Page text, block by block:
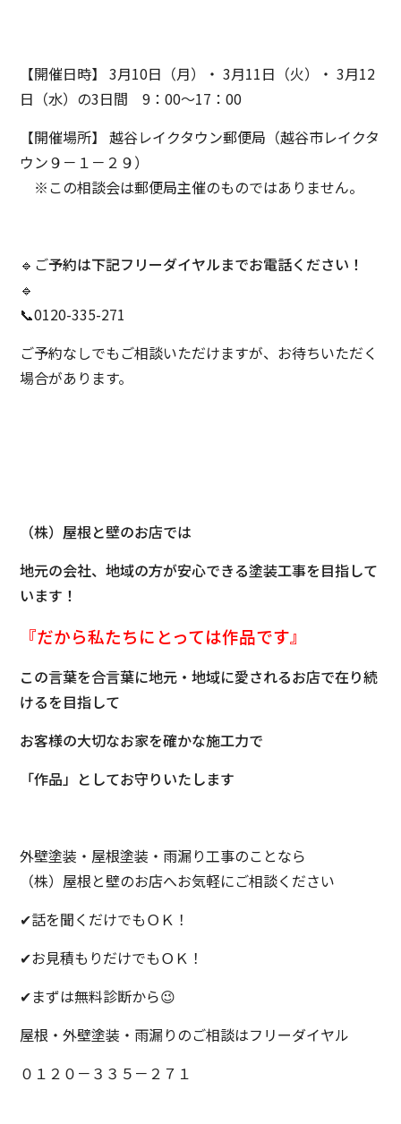
【開催日時】 3月10日（月）・ 3月11日（火）・ 3月12
日（水）の3日間 9：00～17：00
【開催場所】 越谷レイクタウン郵便局（越谷市レイクタ
ウン９－１－２９）
※この相談会は郵便局主催のものではありません。
🔹ご予約は下記フリーダイヤルまでお電話ください！
🔹
📞0120-335-271
ご予約なしでもご相談いただけますが、お待ちいただく
場合があります。
（株）屋根と壁のお店では
地元の会社、地域の方が安心できる塗装工事を目指して
います！
『だから私たちにとっては作品です』
この言葉を合言葉に地元・地域に愛されるお店で在り続
けるを目指して
お客様の大切なお家を確かな施工力で
「作品」としてお守りいたします
外壁塗装・屋根塗装・雨漏り工事のことなら
（株）屋根と壁のお店へお気軽にご相談ください
✔話を聞くだけでもＯＫ！
✔お見積もりだけでもＯＫ！
✔まずは無料診断から😉
屋根・外壁塗装・雨漏りのご相談はフリーダイヤル
０１２０－３３５－２７１